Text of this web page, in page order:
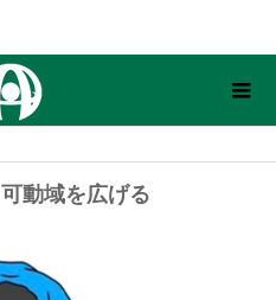
可動域を広げる